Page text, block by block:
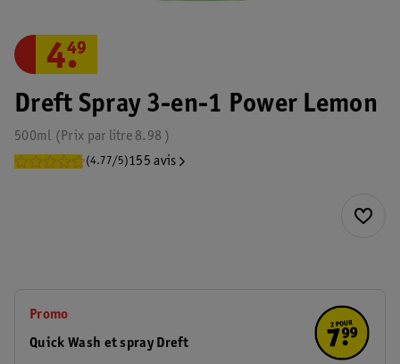
Dreft Spray 3-en-1 Power Lemon
500ml 8.98
Prix par litre
(4.77/5)155 avis
4.
49
Promo
Quick Wash et spray Dreft